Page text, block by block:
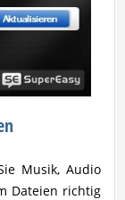
Musik, Audio
Dateien richtig